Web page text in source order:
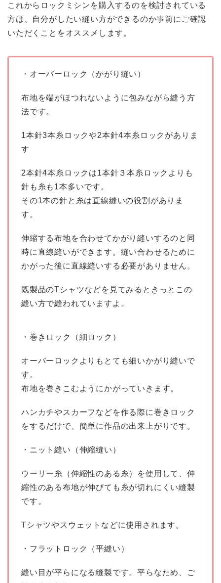
これからロックミシンを購入するのを検討されている
方は、自分がしたい縫い方ができるのか事前にご確認
いただくことをオススメします。
・オーバーロック（かがり縫い）
布地を端がほつれないように包みながら縫う方
法です。
1本針3本糸ロックや2本針4本糸ロックがありま
す
2本針4本糸ロックは1本針３本糸ロックよりも
針も糸も1本多いです。
その1本の針と糸は直線縫いの役割がありま
す。
伸縮する布地を合わせてかがり縫いするのと同
時に直線縫いができます。縫い合わせるために
かがった後に直線縫いする必要がありません。
既製品のTシャツなどを見てみるときっとこの
縫い方で縫われていますよ。
・巻きロック（細ロック）
オーバーロックよりもとても細いかがり縫いで
す。
布地を巻きこむようにかがっていきます。
ハンカチやスカーフなどを作る際に巻きロック
をするだけで、簡単に作品の出来上がりです。
・ニット縫い（伸縮縫い）
ウーリー糸（伸縮性のある糸）を使用して、伸
縮性のある布地が伸びても糸が切れにくい縫製
です。
Tシャツやスウェットなどに使用されます。
・フラットロック（平縫い）
縫い目が平らになる縫製です。平らなため、ご